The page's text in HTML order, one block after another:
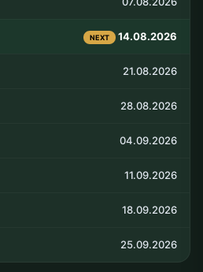
14.08.2026
NEXT
21.08.2026
28.08.2026
04.09.2026
11.09.2026
18.09.2026
25.09.2026